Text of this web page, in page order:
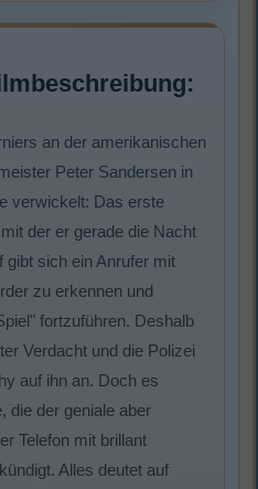
an der amerikanischen
Peter Sandersen in
verwickelt: Das erste
der er gerade die Nacht
sich ein Anrufer mit
zu erkennen und
fortzuführen. Deshalb
Verdacht und die Polizei
auf ihn an. Doch es
die der geniale aber
Telefon mit brillant
Alles deutet auf